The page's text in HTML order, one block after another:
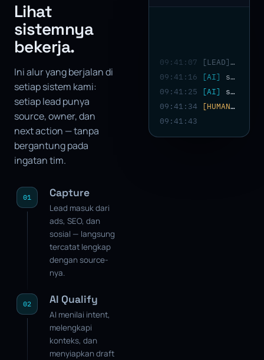
Lihat
sistemnya
bekerja.
Ini alur yang berjalan di
setiap sistem kami:
setiap lead punya
source, owner, dan
next action — tanpa
bergantung pada
ingatan tim.
01 Capture
Lead masuk dari
ads, SEO, dan
sosial — langsung
tercatat lengkap
dengan source-
nya.
02 AI Qualify
AI menilai intent,
melengkapi
konteks, dan
menyiapkan draft
09:41:07 [LEAD]
09:41:16
[AI]
scoring… intent=HIGH · budget=FIT · score 87/100
09:41:25
[AI]
summary + follow-up draft ready → awaiting approval
09:41:34
[HUMAN]
09:41:43